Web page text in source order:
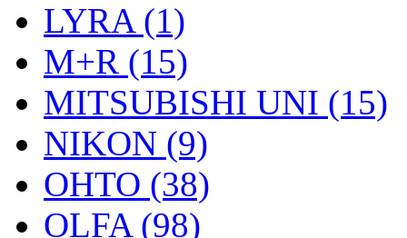
LYRA (1)
M+R (15)
MITSUBISHI UNI (15)
NIKON (9)
OHTO (38)
OLFA (98)